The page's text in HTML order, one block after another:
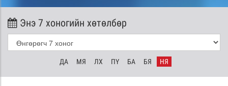
Энэ 7 хоногийн хөтөлбөр
ДА МЯ ЛХ ПҮ БА БЯ НЯ